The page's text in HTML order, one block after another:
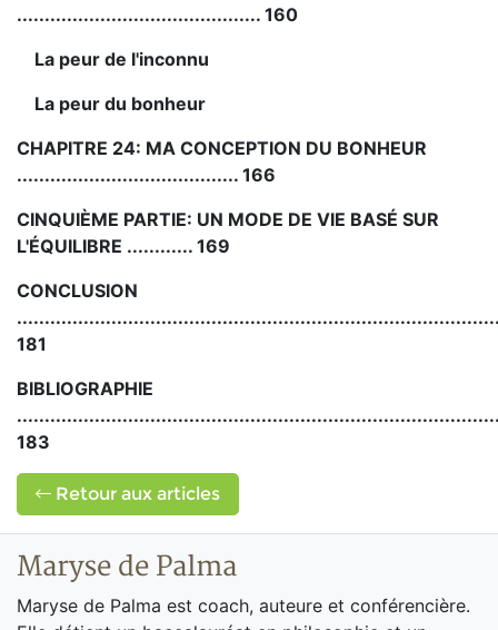
............................................ 160
La peur de l'inconnu
La peur du bonheur
CHAPITRE 24: MA CONCEPTION DU BONHEUR
........................................ 166
CINQUIÈME PARTIE: UN MODE DE VIE BASÉ SUR
L'ÉQUILIBRE ............ 169
CONCLUSION
181
BIBLIOGRAPHIE
183
Retour aux articles
Maryse de Palma
Maryse de Palma est coach, auteure et conférencière.